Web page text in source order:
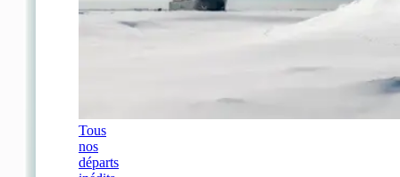
Tous
nos
départs